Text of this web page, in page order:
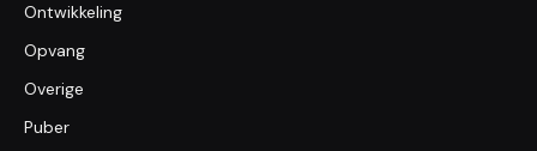
Ontwikkeling
Opvang
Overige
Puber